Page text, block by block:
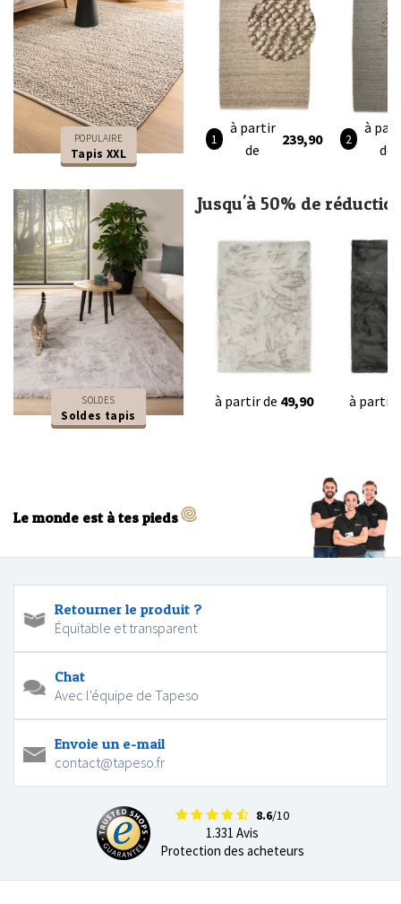
POPULAIRE
Tapis XXL
à partir
de
239,90
à
de
SOLDES
Soldes tapis
Jusqu'à 50% de
à partir de 49,90 à partir
Le monde est à tes pieds
Retourner le produit ?
Équitable et transparent
Chat
Avec l'équipe de Tapeso
Envoie un e-mail
contact@tapeso.fr
8.6/10
1.331 Avis
Protection des acheteurs